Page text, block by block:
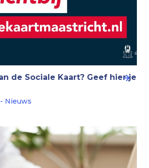
de Sociale Kaart? Geef hier je
Nieuws